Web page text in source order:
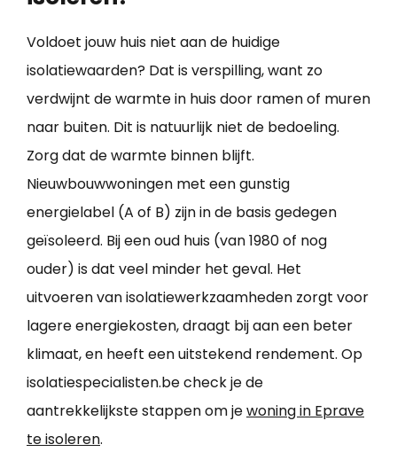
Voldoet jouw huis niet aan de huidige
isolatiewaarden? Dat is verspilling, want zo
verdwijnt de warmte in huis door ramen of muren
naar buiten. Dit is natuurlijk niet de bedoeling.
Zorg dat de warmte binnen blijft.
Nieuwbouwwoningen met een gunstig
energielabel (A of B) zijn in de basis gedegen
geïsoleerd. Bij een oud huis (van 1980 of nog
ouder) is dat veel minder het geval. Het
uitvoeren van isolatiewerkzaamheden zorgt voor
lagere energiekosten, draagt bij aan een beter
klimaat, en heeft een uitstekend rendement. Op
isolatiespecialisten.be check je de
aantrekkelijkste stappen om jewoning in Eprave
te isoleren.